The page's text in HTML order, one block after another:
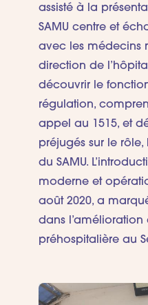
assisté à la
SAMU centre et
avec les médecins
direction de
découvrir le
régulation,
appel au 1515, et
préjugés sur le
du SAMU.
moderne et
août 2020, a
dans
préhospitalière au